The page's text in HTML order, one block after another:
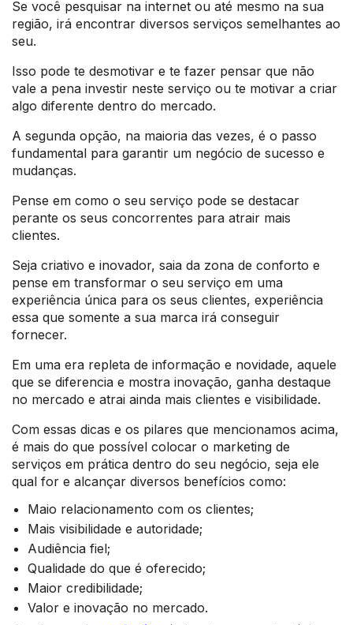
Se você pesquisar na internet ou até mesmo na sua
região, irá encontrar diversos serviços semelhantes ao
seu.
Isso pode te desmotivar e te fazer pensar que não
vale a pena investir neste serviço ou te motivar a criar
algo diferente dentro do mercado.
A segunda opção, na maioria das vezes, é o passo
fundamental para garantir um negócio de sucesso e
mudanças.
Pense em como o seu serviço pode se destacar
perante os seus concorrentes para atrair mais
clientes.
Seja criativo e inovador, saia da zona de conforto e
pense em transformar o seu serviço em uma
experiência única para os seus clientes, experiência
essa que somente a sua marca irá conseguir
fornecer.
Em uma era repleta de informação e novidade, aquele
que se diferencia e mostra inovação, ganha destaque
no mercado e atrai ainda mais clientes e visibilidade.
Com essas dicas e os pilares que mencionamos acima,
é mais do que possível colocar o marketing de
serviços em prática dentro do seu negócio, seja ele
qual for e alcançar diversos benefícios como:
Maio relacionamento com os clientes;
Mais visibilidade e autoridade;
Audiência fiel;
Qualidade do que é oferecido;
Maior credibilidade;
Valor e inovação no mercado.